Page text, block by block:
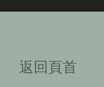
​返回頁首